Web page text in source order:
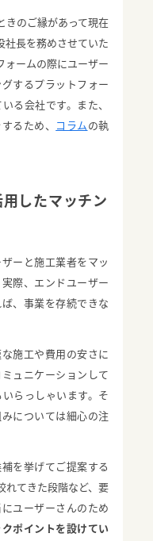
きのご縁があって現在
社長を務めさせていた
ォームの際にユーザー
するプラットフォー
る会社です。また、
るため、 コラムの執
したマッチン
ーと施工業者をマッ
際、エンドユーザー
、事業を存続できな
施工や費用の安さに
ュニケーションして
らっしゃいます。そ
については細心の注
を挙げてご提案する
れてきた段階など、要
ユーザーさんのため
ポイントを設けてい